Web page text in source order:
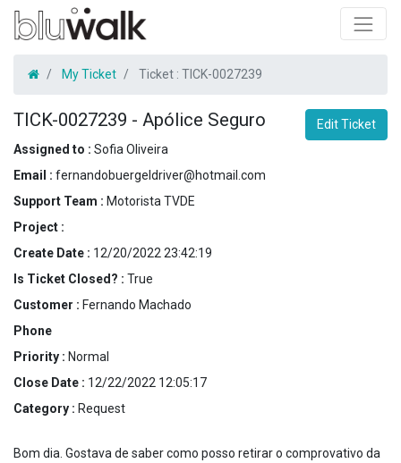
My Ticket Ticket : TICK-0027239
TICK-0027239 - Apólice Seguro
Edit Ticket
Assigned to : Sofia Oliveira
Email : fernandobuergeldriver@hotmail.com
Support Team : Motorista TVDE
Project :
Create Date : 12/20/2022 23:42:19
Is Ticket Closed? : True
Customer : Fernando Machado
Phone
Priority : Normal
Close Date : 12/22/2022 12:05:17
Category : Request
Bom dia. Gostava de saber como posso retirar o comprovativo da